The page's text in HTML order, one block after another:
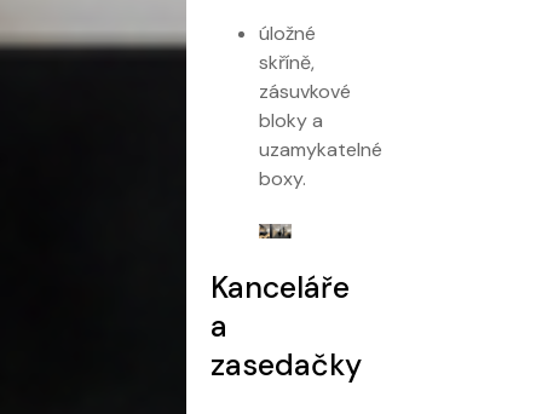
úložné
skříně,
zásuvkové
bloky a
uzamykatelné
boxy.
Kanceláře
a
zasedačky